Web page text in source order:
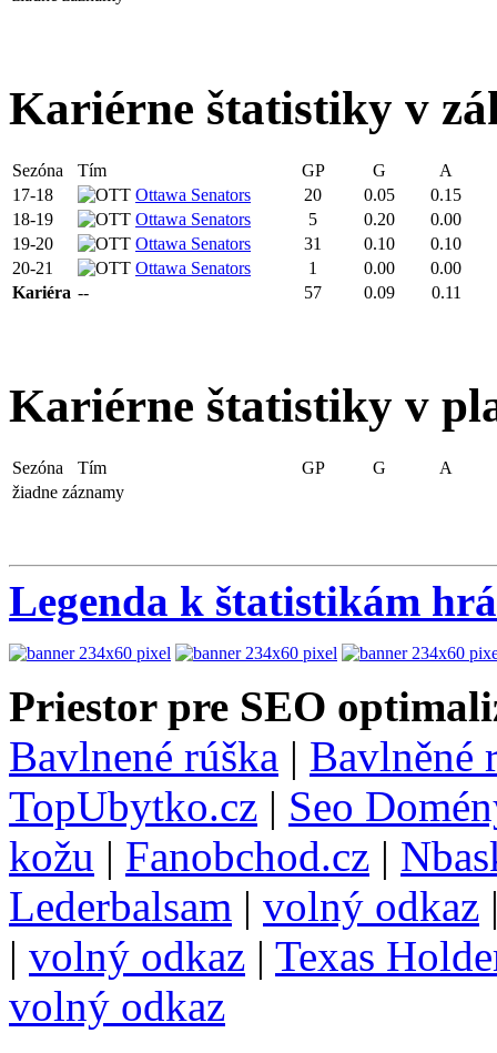
Kariérne štatistiky v
Sezóna Tím GP G
A
17-18
Ottawa Senators 20 0.05
0.15
18-19
Ottawa Senators 5 0.20
0.00
19-20
Ottawa Senators 31 0.10
0.10
20-21
Ottawa Senators 1 0.00
0.00
Kariéra -- 57 0.09 0.11
Kariérne štatistiky v
Sezóna Tím GP G
A
žiadne záznamy
Legenda k štatistikám
Priestor pre SEO
Bavlnené rúška | Bavlněné
TopUbytko.cz | Seo
kožu | Fanobchod.cz |
Lederbalsam | volný odkaz
| volný odkaz | Texas
volný odkaz